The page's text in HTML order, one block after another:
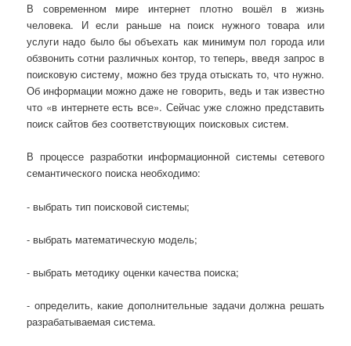
В современном мире интернет плотно вошёл в жизнь
человека. И если раньше на поиск нужного товара или
услуги надо было бы объехать как минимум пол города или
обзвонить сотни различных контор, то теперь, введя запрос в
поисковую систему, можно без труда отыскать то, что нужно.
Об информации можно даже не говорить, ведь и так известно
что «в интернете есть все». Сейчас уже сложно представить
поиск сайтов без соответствующих поисковых систем.
В процессе разработки информационной системы сетевого
семантического поиска необходимо:
- выбрать тип поисковой системы;
- выбрать математическую модель;
- выбрать методику оценки качества поиска;
- определить, какие дополнительные задачи должна решать
разрабатываемая система.